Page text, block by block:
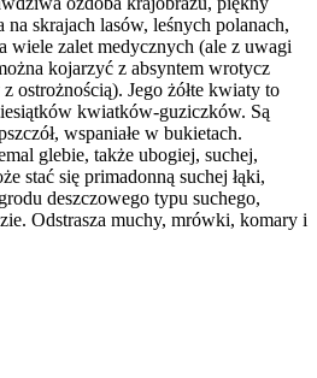
skrajach lasów, leśnych polanach,
zalet medycznych (ale z uwagi
kojarzyć z absyntem wrotycz
ostrożnością). Jego żółte kwiaty to
kwiatków-guziczków. Są
wspaniałe w bukietach.
glebie, także ubogiej, suchej,
stać się primadonną suchej łąki,
deszczowego typu suchego,
Odstrasza muchy, mrówki, komary i